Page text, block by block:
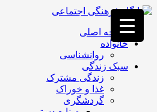
فصد
خون
غرب
تهران
خشکشویی
تصفیه
صفحه اصلی
خانواده
روانشناسی
سبک زندگی
زندگی مشترک
غذا و خوراک
گردشگری